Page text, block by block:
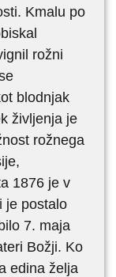
Kmalu po
rožni
blodnjak
življenja je
rožnega
1876 je v
je postalo
7. maja
Božji. Ko
edina želja